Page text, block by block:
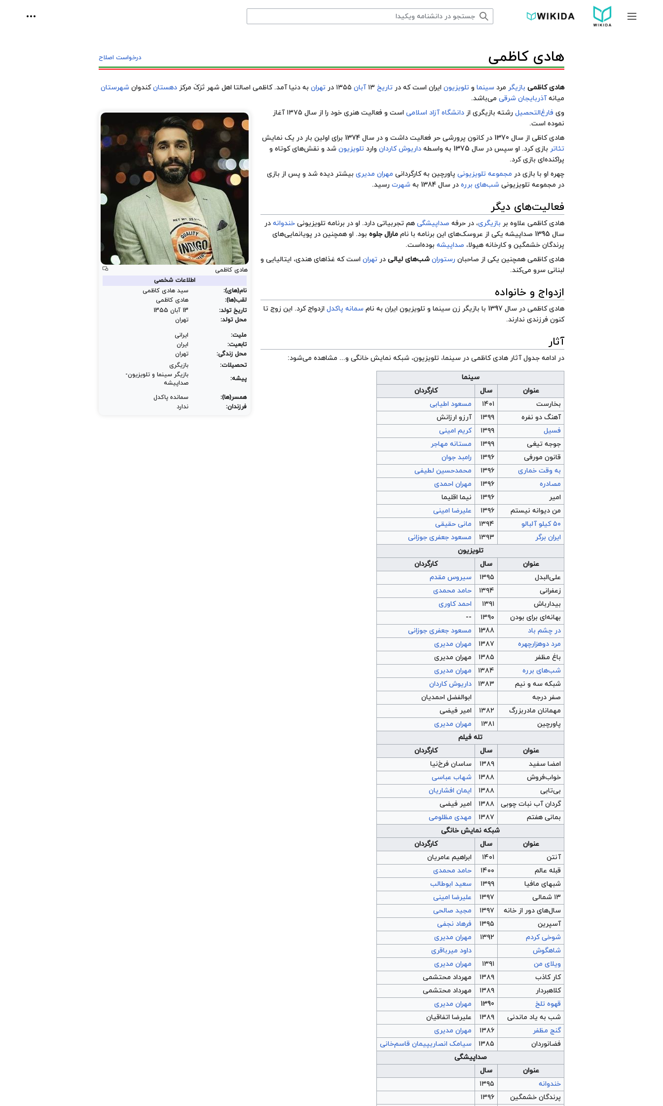
جمع و باز کردن نوار کناری ابزارهای
درخواست اصلاح هادی کاظمی
هادی کاظمی بازیگر مرد سینما و تلویزیون ایران است که در تاریخ آبان تهران به دنیا آمد. کاظمی اصالتا اهل شهر تَرَکَ مرکز دهستان کندوان شهرستان
میانه آذربایجان شرقی می‌باشد.
هادی کاظمی
اطلاعات شخصی
نام(های):
سید هادی کاظمی
لقب(ها):
هادی کاظمی
تاریخ تولد:
13 آبان 1355
محل تولد:
تهران
ملیت:
ایرانی
تابعیت:
ایران
محل زندگی:
تهران
تحصیلات:
بازیگری
پیشه:
بازیگر سینما و تلویزیون-
صداپیشه
همسر(ها):
سمانده پاکدل
فرزندان:
ندارد
وی فارغ‌التحصیل رشته بازیگری از دانشگاه آزاد اسلامی
است و فعالیت هنری خود را از سال ۱۳۷۵ آغاز
نموده است.
هادی کاظی از سال 1370 در
کانون پرورشی حر فعالیت داشت و در سال 1374 برای اولین بار در یک نمایش
تئاتر بازی کرد. او سپس در سال 1375 به واسطه داریوش کاردان وارد تلویزیون شد و نقش‌های کوتاه و
پراکنده‌ای بازی کرد.
چهره او با بازی در مجموعه تلویزیونی پاورچین به کارگردانی مهران مدیری بیشتر دیده شد و پس از بازی
در مجموعه تلویزیونی شب‌های برره در سال 1384 به شهرت رسید.
فعالیت‌های دیگر
هادی کاظمی علاوه بر بازیگری، در حرفه صداپیشگی هم تجربیاتی دارد. او در برنامه تلویزیونی خندوانه در
سال 1395 صداپیشه یکی از عروسک‌های این برنامه با نام
مارال جلوه بود. او همچنین در پویانمایی‌های
پرندگان خشمگین وکارخانه هیولا، صداپیشه بوده‌است.
هادی کاظمی همچنین یکی از صاحبان رستوران شب‌های لیالی در تهران است که غذاهای هندی، ایتالیایی و
لبنانی سرو می‌کند.
ازدواج و خانواده
هادی کاظمی در سال 1397 با بازیگر زن سینما و تلویزیون ایران به نام سمانه پاکدل ازدواج کرد. این زوج تا
کنون فرزندی ندارند.
آثار
در ادامه جدول آثار هادی کاظمی در سینما، تلویزیون، شبکه نمایش خانگی و... مشاهده می‌شود:
سینما
عنوان
سال
کارگردان
بخارست
۱۴۰۱
مسعود اطیابی
آهنگ دو نفره
۱۳۹۹
آرزو ارزانش
فسیل
۱۳۹۹
کریم امینی
جوجه تیغی
۱۳۹۹
مستانه مهاجر
قانون مورفی
۱۳۹۶
رامبد جوان
به وقت خماری
۱۳۹۶
محمدحسین لطیفی
مصادره
۱۳۹۶
مهران احمدی
امیر
۱۳۹۶
نیما اقلیما
من دیوانه نیستم
۱۳۹۶
علیرضا امینی
۵۰ کیلو آلبالو
۱۳۹۴
مانی حقیقی
ایران برگر
۱۳۹۳
مسعود جعفری جوزانی
تلویزیون
عنوان
سال
کارگردان
علی‌البدل
۱۳۹۵
سیروس مقدم
زعفرانی
۱۳۹۴
حامد محمدی
بیدارباش
۱۳۹۱
احمد کاوری
بهانه‌ای برای بودن
۱۳۹۰
--
در چشم باد
1388
مسعود جعفری جوزانی
مرد دوهزارچهره
۱۳۸۷
مهران مدیری
باغ مظفر
۱۳۸۵
مهران مدیری
شب‌های برره
۱۳۸۴
مهران مدیری
شبکه سه و نیم
۱۳۸۳
داریوش کاردان
صفر درجه
ابوالفضل احمدیان
مهمانان مادربزرگ
۱۳۸۲
امیر فیضی
پاورچین
۱۳۸۱
مهران مدیری
تله فیلم
عنوان
سال
کارگردان
امضا سفید
۱۳۸۹
ساسان فرخ‌نیا
خواب‌فروش
۱۳۸۸
شهاب عباسی
بی‌تابی
۱۳۸۸
ایمان افشاریان
گردان آب نبات چوبی
۱۳۸۸
امیر فیضی
بمانی هفتم
۱۳۸۷
مهدی مظلومی
شبکه نمایش خانگی
عنوان
سال
کارگردان
آنتن
۱۴۰۱
ابراهیم عامریان
قبله عالم
۱۴۰۰
حامد محمدی
شبهای مافیا
۱۳۹۹
سعید ابوطالب
۱۳ شمالی
۱۳۹۷
علیرضا امینی
سال‌های دور از خانه
۱۳۹۷
مجید صالحی
آسپرین
۱۳۹۵
فرهاد نجفی
شوخی کردم
۱۳۹۲
مهران مدیری
شاهگوش
داود میرباقری
ویلای من
۱۳۹۱
مهران مدیری
کار کاذب
۱۳۸۹
مهرداد محتشمی
کلاهبردار
۱۳۸۹
مهرداد محتشمی
قهوه تلخ
1390
مهران مدیری
شب به یاد ماندنی
۱۳۸۹
علیرضا اتفاقیان
گنج مظفر
۱۳۸۶
مهران مدیری
فضانوردان
۱۳۸۵ سیامک انصاریپیمان قاسم‌خانی
صداپیشگی
عنوان
سال
خندوانه
۱۳۹۵
پرندگان خشمگین
۱۳۹۶